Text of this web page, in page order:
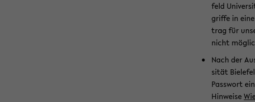
feld
grif­fe in
trag für
nicht
Nach der
si­tät
Passwort
Hin­wei­se